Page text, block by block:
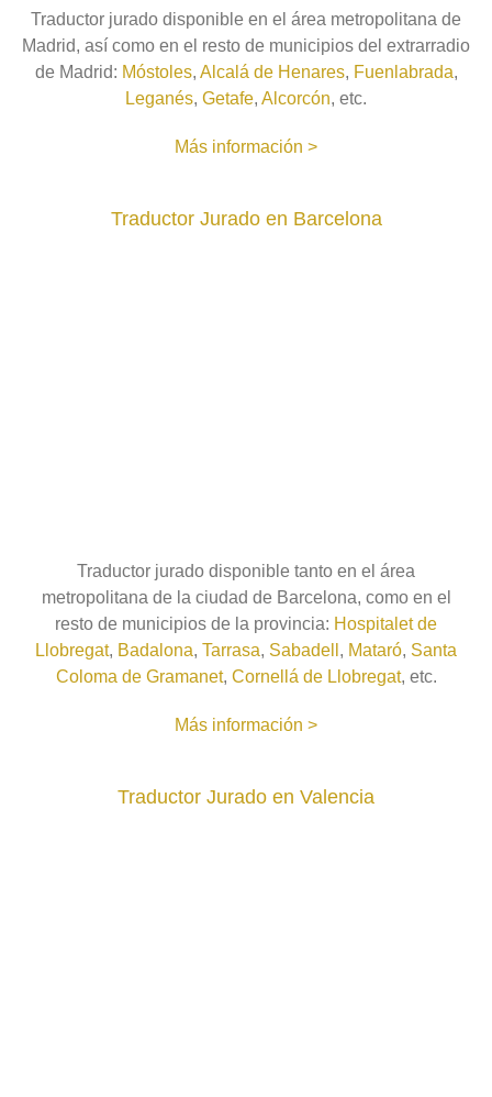
Traductor jurado disponible en el área metropolitana de
Madrid, así como en el resto de municipios del extrarradio
de Madrid: Móstoles, Alcalá de Henares, Fuenlabrada,
Leganés, Getafe, Alcorcón, etc.
Más información >
Traductor Jurado en Barcelona
Traductor jurado disponible tanto en el área
metropolitana de la ciudad de Barcelona, como en el
resto de municipios de la provincia: Hospitalet de
Llobregat, Badalona, Tarrasa, Sabadell , Mataró, Santa
Coloma de Gramanet, Cornellá de Llobregat, etc.
Más información >
Traductor Jurado en Valencia